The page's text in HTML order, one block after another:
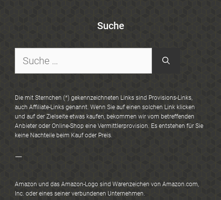
Suche
Suche
nach:
Die mit Sternchen (*) gekennzeichneten Links sind Provisions-Links,
auch Affiliate-Links genannt. Wenn Sie auf einen solchen Link klicken
und auf der Zielseite etwas kaufen, bekommen wir vom betreffenden
Anbieter oder Online-Shop eine Vermittlerprovision. Es entstehen für Sie
keine Nachteile beim Kauf oder Preis.
—
Amazon und das Amazon-Logo sind Warenzeichen von Amazon.com,
Inc. oder eines seiner verbundenen Unternehmen.